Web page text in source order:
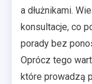
a dłużnikami.
konsultacje, co
porady bez
Oprócz tego
które prowadzą